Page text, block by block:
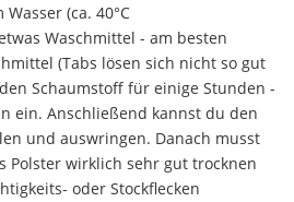
(ca. 40°C
Waschmittel - am besten
(Tabs lösen sich nicht so gut
Schaumstoff für einige Stunden -
ein. Anschließend kannst du den
und auswringen. Danach musst
Polster wirklich sehr gut trocknen
oder Stockflecken